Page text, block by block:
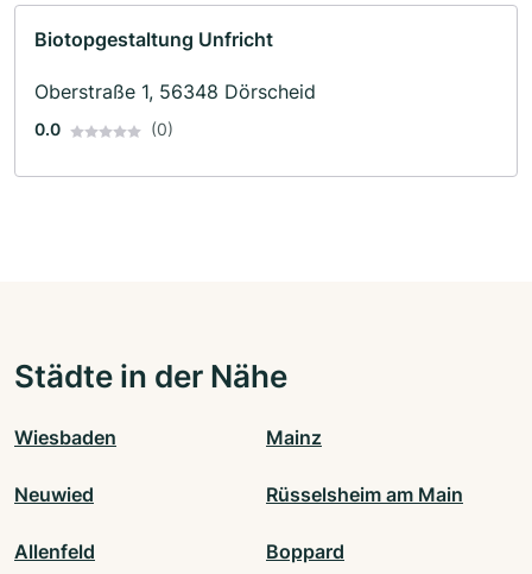
Biotopgestaltung Unfricht
Oberstraße 1, 56348 Dörscheid
0.0 (0)
Städte in der Nähe
Wiesbaden Mainz
Neuwied Rüsselsheim am Main
Allenfeld Boppard